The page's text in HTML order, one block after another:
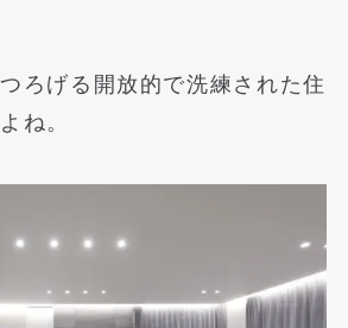
ろげる開放的で洗練された住
ね。